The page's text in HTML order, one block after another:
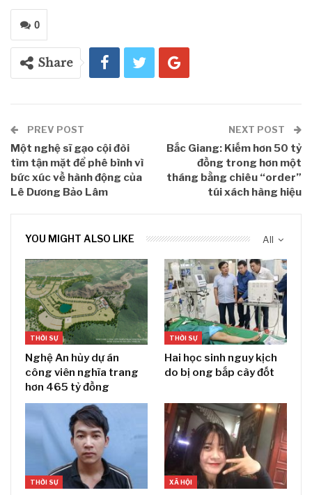
0
Share
PREV POST
Một nghệ sĩ gạo cội đòi
tìm tận mặt để phê bình vì
bức xúc về hành động của
Lê Dương Bảo Lâm
NEXT POST
Bắc Giang: Kiếm hơn 50 tỷ
đồng trong hơn một
tháng bằng chiêu “order”
túi xách hàng hiệu
All
YOU MIGHT ALSO LIKE
THỜI SỰ
Nghệ An hủy dự án
công viên nghĩa trang
hơn 465 tỷ đồng
THỜI SỰ
Hai học sinh nguy kịch
do bị ong bắp cày đốt
THỜI SỰ XÃ HỘI